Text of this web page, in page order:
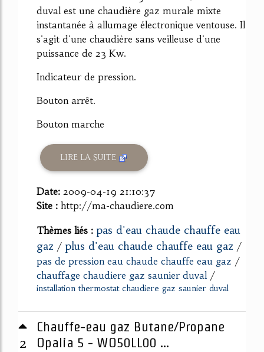
duval est une chaudière gaz murale mixte
instantanée à allumage électronique ventouse. Il
s'agit d'une chaudière sans veilleuse d'une
puissance de 23 Kw.
Indicateur de pression.
Bouton arrêt.
Bouton marche
LIRE LA SUITE
Date: 2009-04-19 21:10:37
Site : http://ma-chaudiere.com
Thèmes liés : pas d'eau chaude chauffe eau
gaz / plus d'eau chaude chauffe eau gaz /
pas de pression eau chaude chauffe eau gaz /
chauffage chaudiere gaz saunier duval /
installation thermostat chaudiere gaz saunier duval
2
Chauffe-eau gaz Butane/Propane
Opalia 5 - WO50LL00 ...